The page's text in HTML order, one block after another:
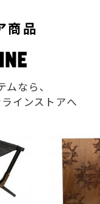
商品
なら、
インストアへ